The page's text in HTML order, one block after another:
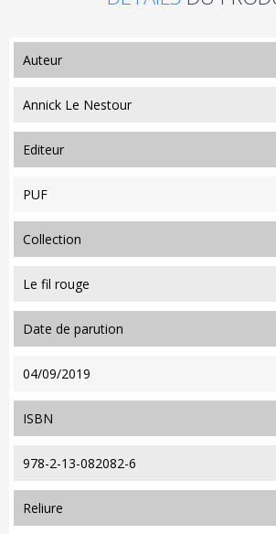
auteur
Annick Le Nestour
editeur
PUF
collection
Le fil rouge
date de parution
04/09/2019
ISBN
978-2-13-082082-6
reliure